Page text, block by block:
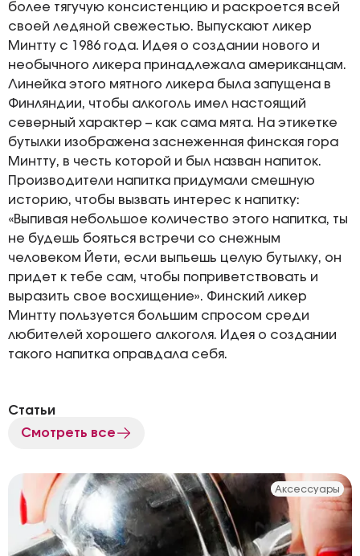
более тягучую консистенцию и раскроется всей
своей ледяной свежестью. Выпускают ликер
Минтту с 1986 года. Идея о создании нового и
необычного ликера принадлежала американцам.
Линейка этого мятного ликера была запущена в
Финляндии, чтобы алкоголь имел настоящий
северный характер – как сама мята. На этикетке
бутылки изображена заснеженная финская гора
Минтту, в честь которой и был назван напиток.
Производители напитка придумали смешную
историю, чтобы вызвать интерес к напитку:
«Выпивая небольшое количество этого напитка, ты
не будешь бояться встречи со снежным
человеком Йети, если выпьешь целую бутылку, он
придет к тебе сам, чтобы поприветствовать и
выразить свое восхищение». Финский ликер
Минтту пользуется большим спросом среди
любителей хорошего алкоголя. Идея о создании
такого напитка оправдала себя.
Статьи
Смотреть все
Аксессуары